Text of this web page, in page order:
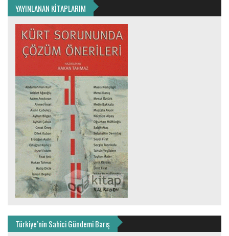
YAYINLANAN KİTAPLARIM
Türkiye’nin Sahici Gündemi Barış